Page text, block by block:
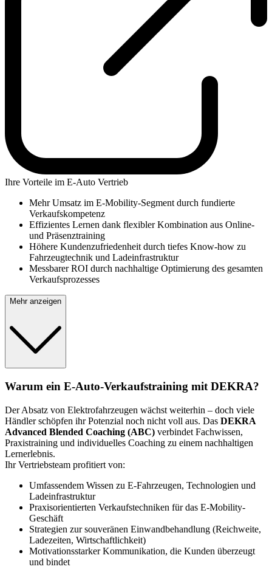
Ihre Vorteile im E-Auto Vertrieb
Mehr Umsatz im E-Mobility-Segment durch fundierte
Verkaufskompetenz
Effizientes Lernen dank flexibler Kombination aus Online-
und Präsenztraining
Höhere Kundenzufriedenheit durch tiefes Know-how zu
Fahrzeugtechnik und Ladeinfrastruktur
Messbarer ROI durch nachhaltige Optimierung des gesamten
Verkaufsprozesses
Mehr anzeigen
Warum ein E-Auto-Verkaufstraining mit DEKRA?
Der Absatz von Elektrofahrzeugen wächst weiterhin – doch viele
Händler schöpfen ihr Potenzial noch nicht voll aus. Das DEKRA
Advanced Blended Coaching (ABC) verbindet Fachwissen,
Praxistraining und individuelles Coaching zu einem nachhaltigen
Lernerlebnis.
Ihr Vertriebsteam profitiert von:
Umfassendem Wissen zu E-Fahrzeugen, Technologien und
Ladeinfrastruktur
Praxisorientierten Verkaufstechniken für das E-Mobility-
Geschäft
Strategien zur souveränen Einwandbehandlung (Reichweite,
Ladezeiten, Wirtschaftlichkeit)
Motivationsstarker Kommunikation, die Kunden überzeugt
und bindet